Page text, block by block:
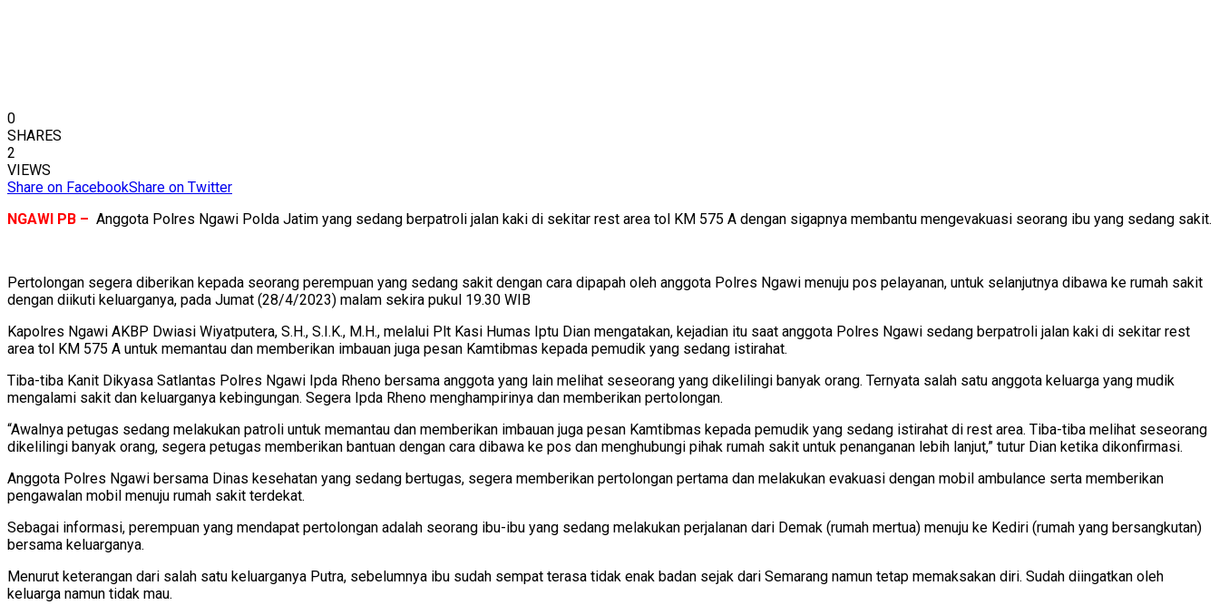
0
SHARES
2
VIEWS
Share on FacebookShare on Twitter
NGAWI PB – Anggota Polres Ngawi Polda Jatim yang sedang berpatroli jalan kaki di sekitar rest area tol KM 575 A dengan sigapnya membantu mengevakuasi seorang ibu yang sedang sakit.
Pertolongan segera diberikan kepada seorang perempuan yang sedang sakit dengan cara dipapah oleh anggota Polres Ngawi menuju pos pelayanan, untuk selanjutnya dibawa ke rumah sakit
dengan diikuti keluarganya, pada Jumat (28/4/2023) malam sekira pukul 19.30 WIB
Kapolres Ngawi AKBP Dwiasi Wiyatputera, S.H., S.I.K., M.H., melalui Plt Kasi Humas Iptu Dian mengatakan, kejadian itu saat anggota Polres Ngawi sedang berpatroli jalan kaki di sekitar rest
area tol KM 575 A untuk memantau dan memberikan imbauan juga pesan Kamtibmas kepada pemudik yang sedang istirahat.
Tiba-tiba Kanit Dikyasa Satlantas Polres Ngawi Ipda Rheno bersama anggota yang lain melihat seseorang yang dikelilingi banyak orang. Ternyata salah satu anggota keluarga yang mudik
mengalami sakit dan keluarganya kebingungan. Segera Ipda Rheno menghampirinya dan memberikan pertolongan.
“Awalnya petugas sedang melakukan patroli untuk memantau dan memberikan imbauan juga pesan Kamtibmas kepada pemudik yang sedang istirahat di rest area. Tiba-tiba melihat seseorang
dikelilingi banyak orang, segera petugas memberikan bantuan dengan cara dibawa ke pos dan menghubungi pihak rumah sakit untuk penanganan lebih lanjut,” tutur Dian ketika dikonfirmasi.
Anggota Polres Ngawi bersama Dinas kesehatan yang sedang bertugas, segera memberikan pertolongan pertama dan melakukan evakuasi dengan mobil ambulance serta memberikan
pengawalan mobil menuju rumah sakit terdekat.
Sebagai informasi, perempuan yang mendapat pertolongan adalah seorang ibu-ibu yang sedang melakukan perjalanan dari Demak (rumah mertua) menuju ke Kediri (rumah yang bersangkutan)
bersama keluarganya.
Menurut keterangan dari salah satu keluarganya Putra, sebelumnya ibu sudah sempat terasa tidak enak badan sejak dari Semarang namun tetap memaksakan diri. Sudah diingatkan oleh
keluarga namun tidak mau.